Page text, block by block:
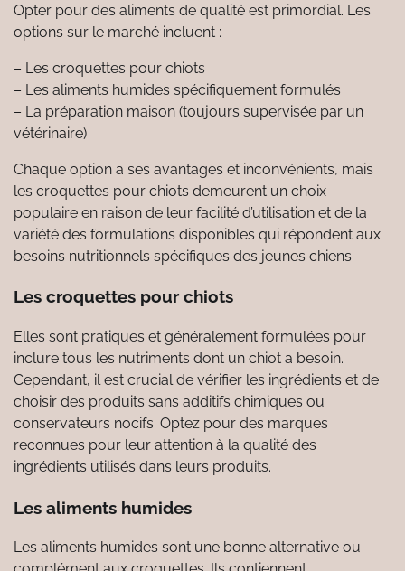
Opter pour des aliments de qualité est primordial. Les
options sur le marché incluent :
– Les croquettes pour chiots
– Les aliments humides spécifiquement formulés
– La préparation maison (toujours supervisée par un
vétérinaire)
Chaque option a ses avantages et inconvénients, mais
les croquettes pour chiots demeurent un choix
populaire en raison de leur facilité d’utilisation et de la
variété des formulations disponibles qui répondent aux
besoins nutritionnels spécifiques des jeunes chiens.
Les croquettes pour chiots
Elles sont pratiques et généralement formulées pour
inclure tous les nutriments dont un chiot a besoin.
Cependant, il est crucial de vérifier les ingrédients et de
choisir des produits sans additifs chimiques ou
conservateurs nocifs. Optez pour des marques
reconnues pour leur attention à la qualité des
ingrédients utilisés dans leurs produits.
Les aliments humides
Les aliments humides sont une bonne alternative ou